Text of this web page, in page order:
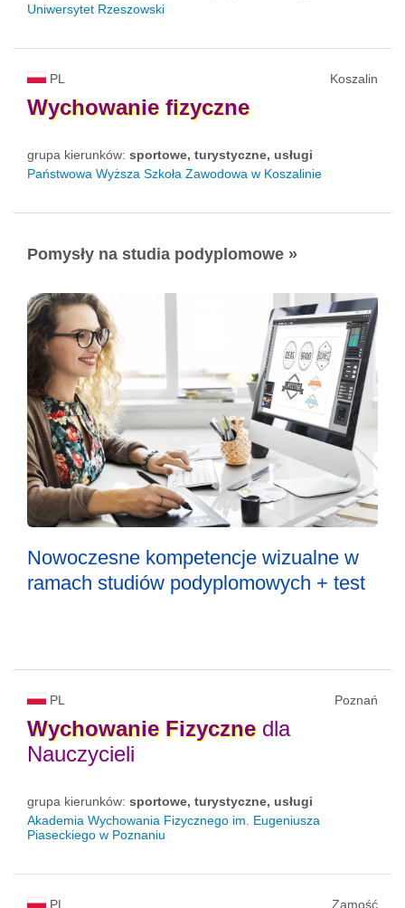
Uniwersytet Rzeszowski
PL Koszalin
Wychowanie fizyczne
grupa kierunków: sportowe, turystyczne, usługi
Państwowa Wyższa Szkoła Zawodowa w Koszalinie
Pomysły na studia podyplomowe »
Nowoczesne kompetencje wizualne w
ramach studiów podyplomowych + test
PL Poznań
Wychowanie Fizycznedla
Nauczycieli
grupa kierunków: sportowe, turystyczne, usługi
Akademia Wychowania Fizycznego im. Eugeniusza
Piaseckiego w Poznaniu
PL Zamość